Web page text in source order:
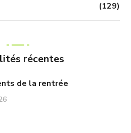
(129)
récentes
de la rentrée